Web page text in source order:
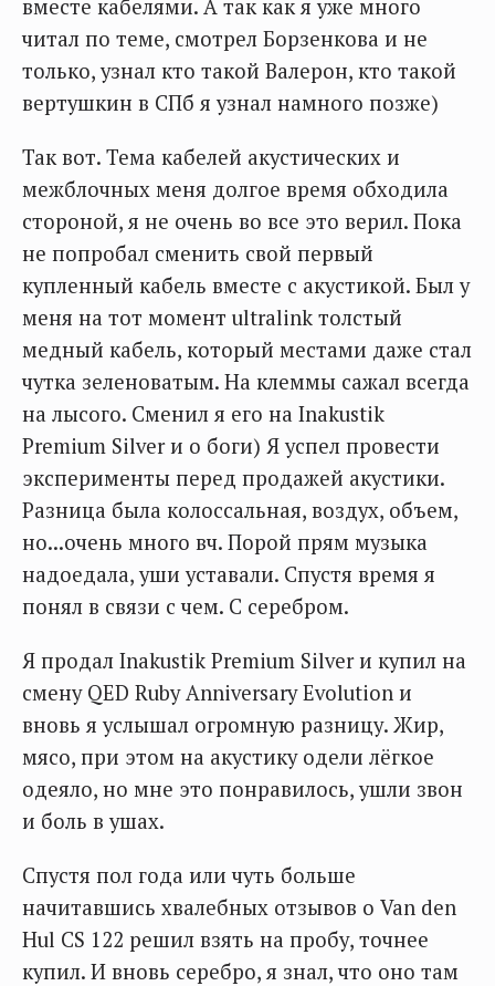
вместе кабелями. А так как я уже много
читал по теме, смотрел Борзенкова и не
только, узнал кто такой Валерон, кто такой
вертушкин в СПб я узнал намного позже)
Так вот. Тема кабелей акустических и
межблочных меня долгое время обходила
стороной, я не очень во все это верил. Пока
не попробал сменить свой первый
купленный кабель вместе с акустикой. Был у
меня на тот момент ultralink толстый
медный кабель, который местами даже стал
чутка зеленоватым. На клеммы сажал всегда
на лысого. Сменил я его на Inakustik
Premium Silver и о боги) Я успел провести
эксперименты перед продажей акустики.
Разница была колоссальная, воздух, объем,
но...очень много вч. Порой прям музыка
надоедала, уши уставали. Спустя время я
понял в связи с чем. С серебром.
Я продал Inakustik Premium Silver и купил на
смену QED Ruby Anniversary Evolution и
вновь я услышал огромную разницу. Жир,
мясо, при этом на акустику одели лёгкое
одеяло, но мне это понравилось, ушли звон
и боль в ушах.
Спустя пол года или чуть больше
начитавшись хвалебных отзывов о Van den
Hul CS 122 решил взять на пробу, точнее
купил. И вновь серебро, я знал, что оно там